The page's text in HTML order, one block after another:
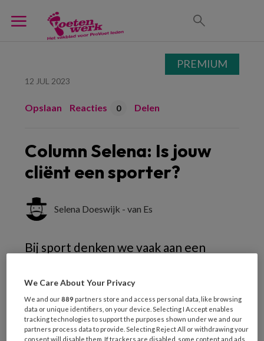
12 JUL 2023
Opslaan Reacties 0 Delen
Column Selena: Is jouw
cliënt een sporter?
Selena Doeswijk - van Es
Bij sport denken we vaak aan een
van mijn cliënten is sporten een goed
blokje om of een kwartiertje op de
hometrainer. Meer zit er niet in.
Vroeger marathonloper en nu kapotte
PREMIUM
We Care About Your Privacy
We and our889 partners store and access personal data, like browsing
data or unique identifiers, on your device. Selecting I Accept enables
tracking technologies to support the purposes shown under we and our
partners process data to provide. Selecting Reject All or withdrawing your
consent will disable them. If trackers are disabled, some content and ads